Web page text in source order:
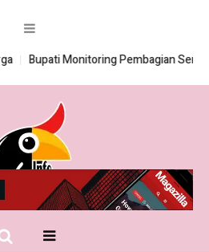
Bupati Monitoring Pembagian Seragam